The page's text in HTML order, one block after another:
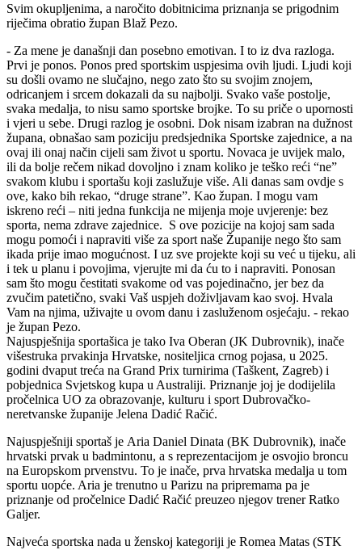
Svim okupljenima, a naročito dobitnicima priznanja se prigodnim
riječima obratio župan Blaž Pezo.
- Za mene je današnji dan posebno emotivan. I to iz dva razloga.
Prvi je ponos. Ponos pred sportskim uspjesima ovih ljudi. Ljudi koji
su došli ovamo ne slučajno, nego zato što su svojim znojem,
odricanjem i srcem dokazali da su najbolji. Svako vaše postolje,
svaka medalja, to nisu samo sportske brojke. To su priče o upornosti
i vjeri u sebe. Drugi razlog je osobni. Dok nisam izabran na dužnost
župana, obnašao sam poziciju predsjednika Sportske zajednice, a na
ovaj ili onaj način cijeli sam život u sportu. Novaca je uvijek malo,
ili da bolje rečem nikad dovoljno i znam koliko je teško reći “ne”
svakom klubu i sportašu koji zaslužuje više. Ali danas sam ovdje s
ove, kako bih rekao, “druge strane”. Kao župan. I mogu vam
iskreno reći – niti jedna funkcija ne mijenja moje uvjerenje: bez
sporta, nema zdrave zajednice. S ove pozicije na kojoj sam sada
mogu pomoći i napraviti više za sport naše Županije nego što sam
ikada prije imao mogućnost. I uz sve projekte koji su već u tijeku, ali
i tek u planu i povojima, vjerujte mi da ću to i napraviti. Ponosan
sam što mogu čestitati svakome od vas pojedinačno, jer bez da
zvučim patetično, svaki Vaš uspjeh doživljavam kao svoj. Hvala
Vam na njima, uživajte u ovom danu i zasluženom osjećaju. - rekao
je župan Pezo.
Najuspješnija sportašica je tako Iva Oberan (JK Dubrovnik), inače
višestruka prvakinja Hrvatske, nositeljica crnog pojasa, u 2025.
godini dvaput treća na Grand Prix turnirima (Taškent, Zagreb) i
pobjednica Svjetskog kupa u Australiji. Priznanje joj je dodijelila
pročelnica UO za obrazovanje, kulturu i sport Dubrovačko-
neretvanske županije Jelena Dadić Račić.
Najuspješniji sportaš je Aria Daniel Dinata (BK Dubrovnik), inače
hrvatski prvak u badmintonu, a s reprezentacijom je osvojio broncu
na Europskom prvenstvu. To je inače, prva hrvatska medalja u tom
sportu uopće. Aria je trenutno u Parizu na pripremama pa je
priznanje od pročelnice Dadić Račić preuzeo njegov trener Ratko
Galjer.
Najveća sportska nada u ženskoj kategoriji je Romea Matas (STK